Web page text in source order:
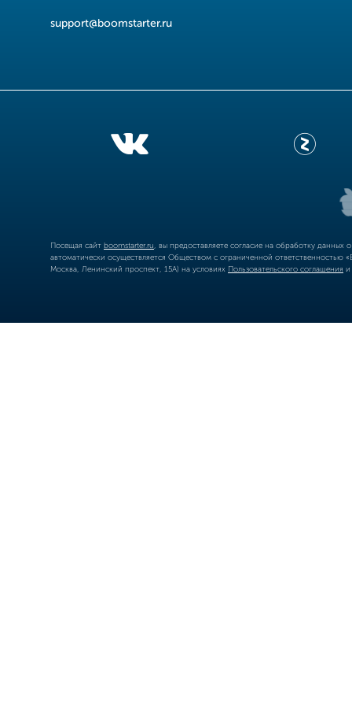
support@boomstarter.ru
Посещая сайт boomstarter.ru , вы предоставляете согласие на обработку
автоматически осуществляется Обществом с ограниченной
Москва, Ленинский проспект, 15А) на условиях Пользовательского соглашения и